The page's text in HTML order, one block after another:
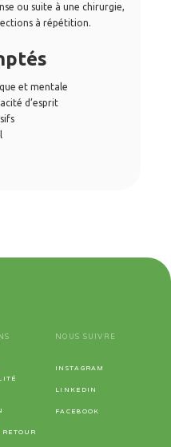
ou suite à une chirurgie,
à répétition.
et mentale
d’esprit
NOUS SUIVRE
INSTAGRAM
LINKEDIN
FACEBOOK